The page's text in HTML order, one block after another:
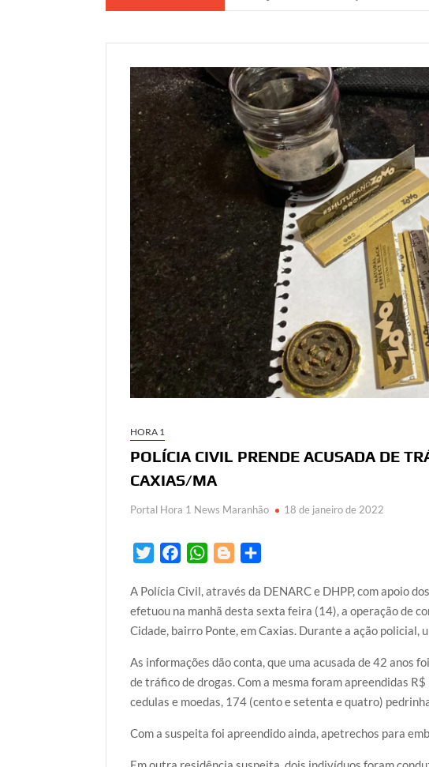
HORA 1
POLÍCIA CIVIL PRENDE ACUSADA DE
CAXIAS/MA
Portal Hora 1 News Maranhão 18 de janeiro de 2022
i
t
t
e
r
c
e
b
o
W
a
t
s
p
o
g
g
r
a
r
e
A Polícia Civil, através da DENARC e DHPP, com apoio
efetuou na manhã desta sexta feira (14), a operação de
Cidade, bairro Ponte, em Caxias. Durante a ação policial,
As informações dão conta, que uma acusada de 42 anos
de tráfico de drogas. Com a mesma foram apreendidas
cedulas e moedas, 174 (cento e setenta e quatro)
Com a suspeita foi apreendido ainda, apetrechos para